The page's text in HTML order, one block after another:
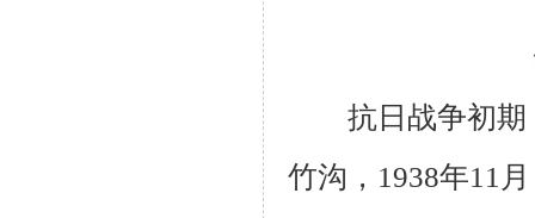
抗日战争初期
竹沟， 1938年11